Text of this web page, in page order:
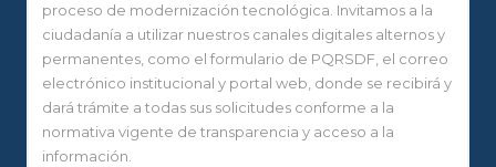
proceso de modernización tecnológica. Invitamos a la
ciudadanía a utilizar nuestros canales digitales alternos y
permanentes, como el formulario de PQRSDF, el correo
electrónico institucional y portal web, donde se recibirá y
dará trámite a todas sus solicitudes conforme a la
normativa vigente de transparencia y acceso a la
información.